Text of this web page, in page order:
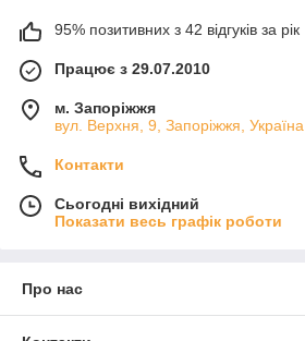
95% позитивних з 42 відгуків за рік
Працює з 29.07.2010
м. Запоріжжя
вул. Верхня, 9, Запоріжжя, Україна
Контакти
Сьогодні вихідний
Показати весь графік роботи
Про нас